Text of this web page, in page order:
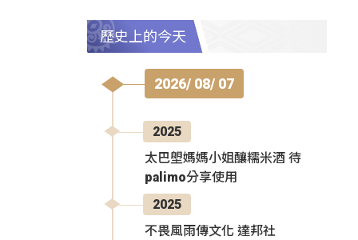
歷史上的今天
2026/ 08/ 07
2025
太巴塱媽媽小姐釀糯米酒 待
palimo分享使用
2025
不畏風雨傳文化 達邦社